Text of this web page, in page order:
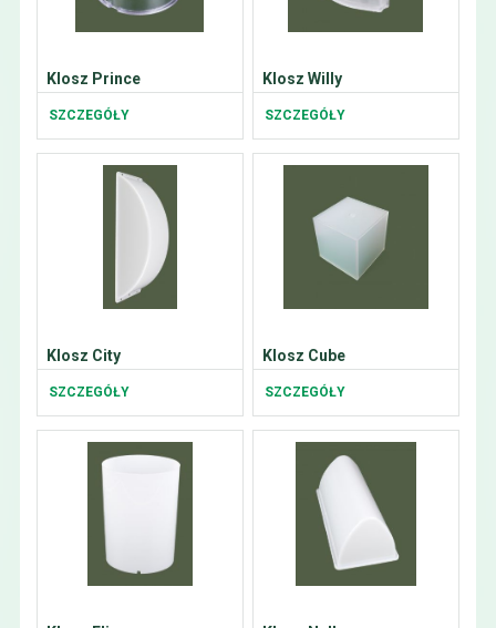
Klosz Prince
SZCZEGÓŁY
Klosz Willy
SZCZEGÓŁY
Klosz City
SZCZEGÓŁY
Klosz Cube
SZCZEGÓŁY